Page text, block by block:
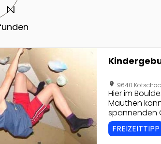
n
Kindergeburtstag im Boulderpoint
location_on 9640
Hier im
Mauthen
spannenden
Alles über
FREIZEITTIPP